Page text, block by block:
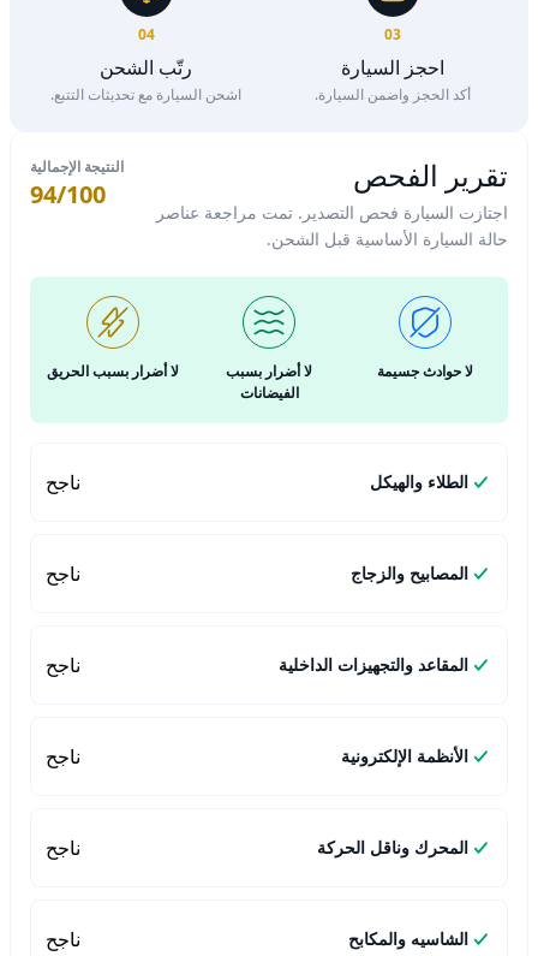
03
احجز السيارة
أكد الحجز واضمن السيارة.
04
رتّب الشحن
اشحن السيارة مع تحديثات التتبع.
تقرير الفحص
اجتازت السيارة فحص التصدير. تمت مراجعة عناصر
حالة السيارة الأساسية قبل الشحن.
النتيجة الإجمالية
94/100
لا حوادث جسيمة
لا أضرار بسبب
الفيضانات
لا أضرار بسبب الحريق
الطلاء والهيكل ناجح
المصابيح والزجاج ناجح
المقاعد والتجهيزات الداخلية ناجح
الأنظمة الإلكترونية ناجح
المحرك وناقل الحركة ناجح
الشاسيه والمكابح ناجح